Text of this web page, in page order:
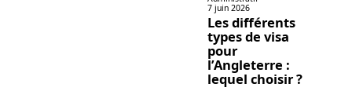
7 juin 2026
Les différents
types de visa
pour
l’Angleterre :
lequel choisir ?